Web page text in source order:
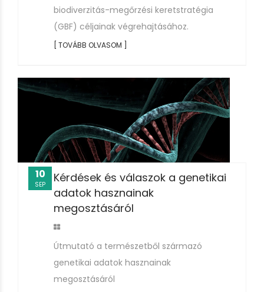
biodiverzitás-megőrzési keretstratégia
(GBF) céljainak végrehajtásához.
[ TOVÁBB OLVASOM ]
Kérdések és válaszok a genetikai
adatok hasznainak
megosztásáról
Útmutató a természetből származó
genetikai adatok hasznainak
megosztásáról
10
SEP